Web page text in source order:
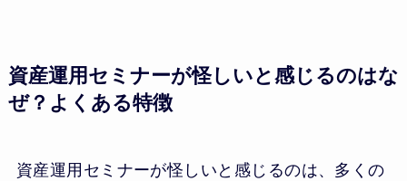
資産運用セミナーが怪しいと感じるのはな
ぜ？よくある特徴
資産運用セミナーが怪しいと感じるのは、多くの